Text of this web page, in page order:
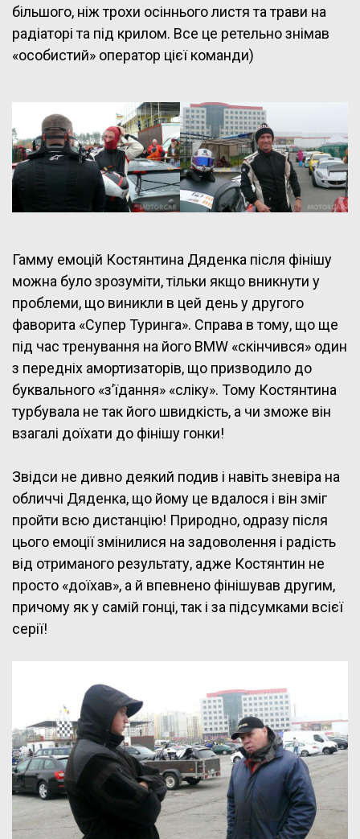
більшого, ніж трохи осіннього листя та трави на
радіаторі та під крилом. Все це ретельно знімав
«особистий» оператор цієї команди)
Гамму емоцій Костянтина Дяденка після фінішу
можна було зрозуміти, тільки якщо вникнути у
проблеми, що виникли в цей день у другого
фаворита «Супер Туринга». Справа в тому, що ще
під час тренування на його BMW «скінчився» один
з передніх амортизаторів, що призводило до
буквального «з’їдання» «сліку». Тому Костянтина
турбувала не так його швидкість, а чи зможе він
взагалі доїхати до фінішу гонки!
Звідси не дивно деякий подив і навіть зневіра на
обличчі Дяденка, що йому це вдалося і він зміг
пройти всю дистанцію! Природно, одразу після
цього емоції змінилися на задоволення і радість
від отриманого результату, адже Костянтин не
просто «доїхав», а й впевнено фінішував другим,
причому як у самій гонці, так і за підсумками всієї
серії!